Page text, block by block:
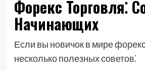
Форекс Торговля⁚
Начинающих
Если вы новичок в мире
несколько полезных советов⁚